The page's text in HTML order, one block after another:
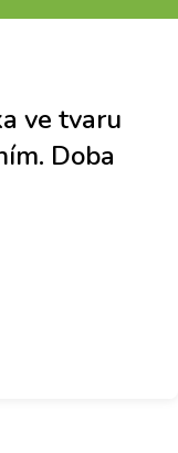
ve tvaru
Doba